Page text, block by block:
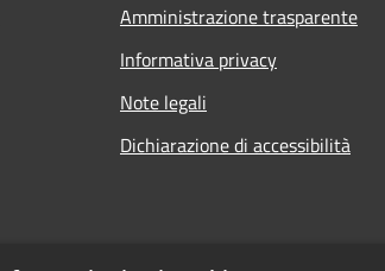
Amministrazione trasparente
Informativa privacy
Note legali
Dichiarazione di accessibilità